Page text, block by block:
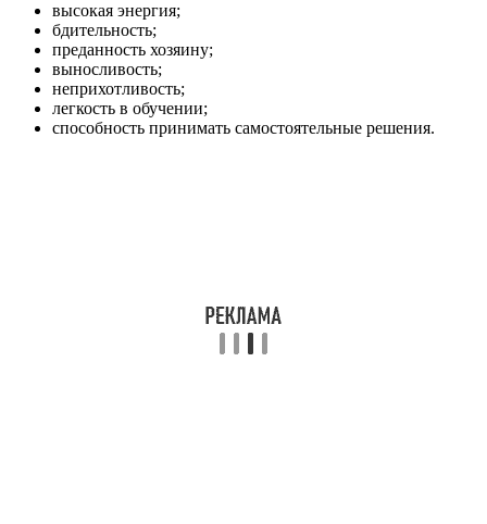
высокая энергия;
бдительность;
преданность хозяину;
выносливость;
неприхотливость;
легкость в обучении;
способность принимать самостоятельные решения.